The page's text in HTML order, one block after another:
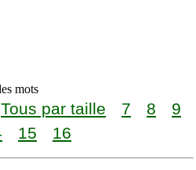
mots
Tous par taille 7 8
9
15 16